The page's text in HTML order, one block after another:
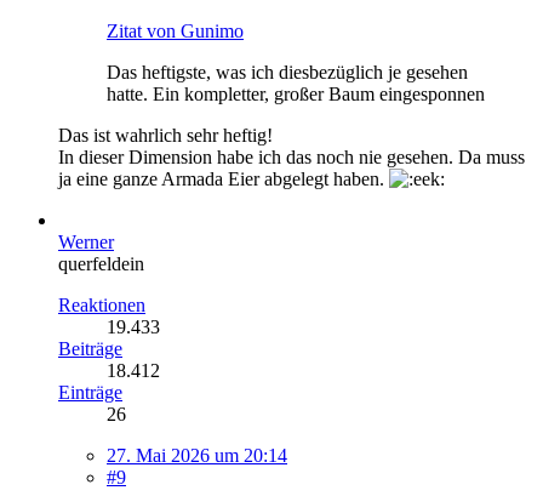
Zitat von Gunimo
Das heftigste, was ich diesbezüglich je gesehen
hatte. Ein kompletter, großer Baum eingesponnen
Das ist wahrlich sehr heftig!
In dieser Dimension habe ich das noch nie gesehen. Da muss
ja eine ganze Armada Eier abgelegt haben.
Werner
querfeldein
Reaktionen
19.433
Beiträge
18.412
Einträge
26
27. Mai 2026 um 20:14
#9